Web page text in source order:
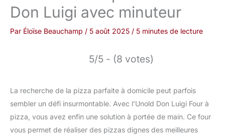
Don Luigi avec minuteur
Par Éloïse Beauchamp / 5 août 2025 / 5 minutes de lecture
5/5 - (8 votes)
La recherche de la pizza parfaite à domicile peut parfois
sembler un défi insurmontable. Avec l’Unold Don Luigi Four à
pizza, vous avez enfin une solution à portée de main. Ce four
vous permet de réaliser des pizzas dignes des meilleures